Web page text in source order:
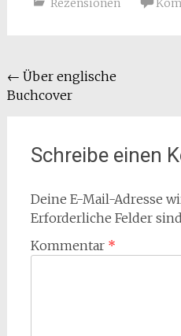
Rezensionen
Beitragsnavigation
← Über englische
Buchcover
Schreibe einen
Deine E-Mail-Adresse
Erforderliche Felder
Kommentar *